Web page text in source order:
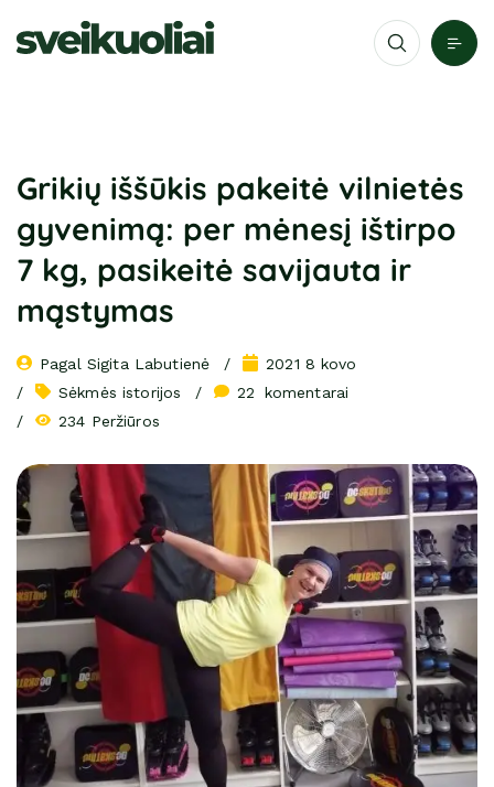
Grikių iššūkis pakeitė vilnietės
gyvenimą: per mėnesį ištirpo
7 kg, pasikeitė savijauta ir
mąstymas
Pagal Sigita Labutienė
2021 8 kovo
Sėkmės istorijos
22
komentarai
234 Peržiūros